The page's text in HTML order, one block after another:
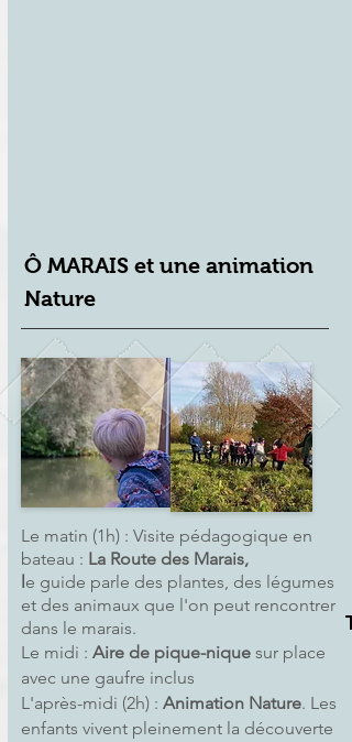
Ô MARAIS et une animation
Nature
Le matin (1h) : Visite pédagogique en
bateau : La Route des Marais,
le guide parle des plantes, des légumes
et des animaux que l'on peut rencontrer
dans le marais.
Le midi : Aire de pique-nique sur place
avec une gaufre inclus
L'après-midi (2h) : Animation Nature. Les
enfants vivent pleinement la découverte